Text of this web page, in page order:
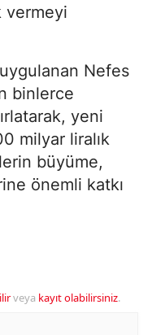
vermeyi
Nefes
binlerce
yeni
milyar liralık
büyüme,
önemli katkı
veya kayıt olabilirsiniz.